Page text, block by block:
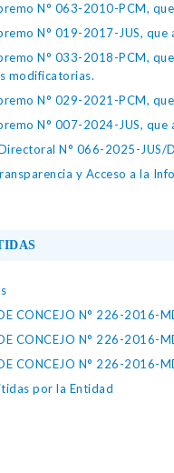
N° 063-2010-PCM,
N° 019-2017-JUS,
N° 033-2018-PCM,
modificatorias.
N° 029-2021-PCM,
N° 007-2024-JUS, que
N° 066-2025-JUS/
y Acceso a la
CONCEJO N° 226-2016-
CONCEJO N° 226-2016-
CONCEJO N° 226-2016-
por la Entidad